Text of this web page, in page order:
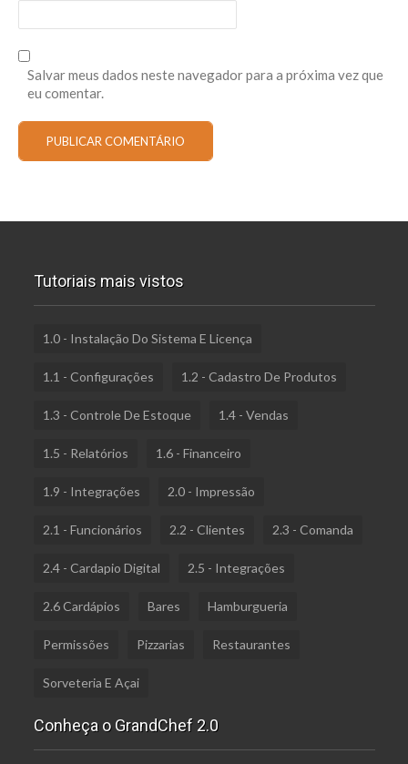
Salvar meus dados neste navegador para a próxima vez que
eu comentar.
Tutoriais mais vistos
1.0 - Instalação Do Sistema E Licença
1.1 - Configurações 1.2 - Cadastro De Produtos
1.3 - Controle De Estoque 1.4 - Vendas
1.5 - Relatórios 1.6 - Financeiro
1.9 - Integrações 2.0 - Impressão
2.1 - Funcionários 2.2 - Clientes 2.3 - Comanda
2.4 - Cardapio Digital 2.5 - Integrações
2.6 Cardápios Bares Hamburgueria
Permissões Pizzarias Restaurantes
Sorveteria E Açai
Conheça o GrandChef 2.0